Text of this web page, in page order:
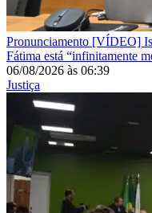
Pronunciamento [VÍDEO]
Fátima está “infinitamente
06/08/2026 às 06:39
Justiça